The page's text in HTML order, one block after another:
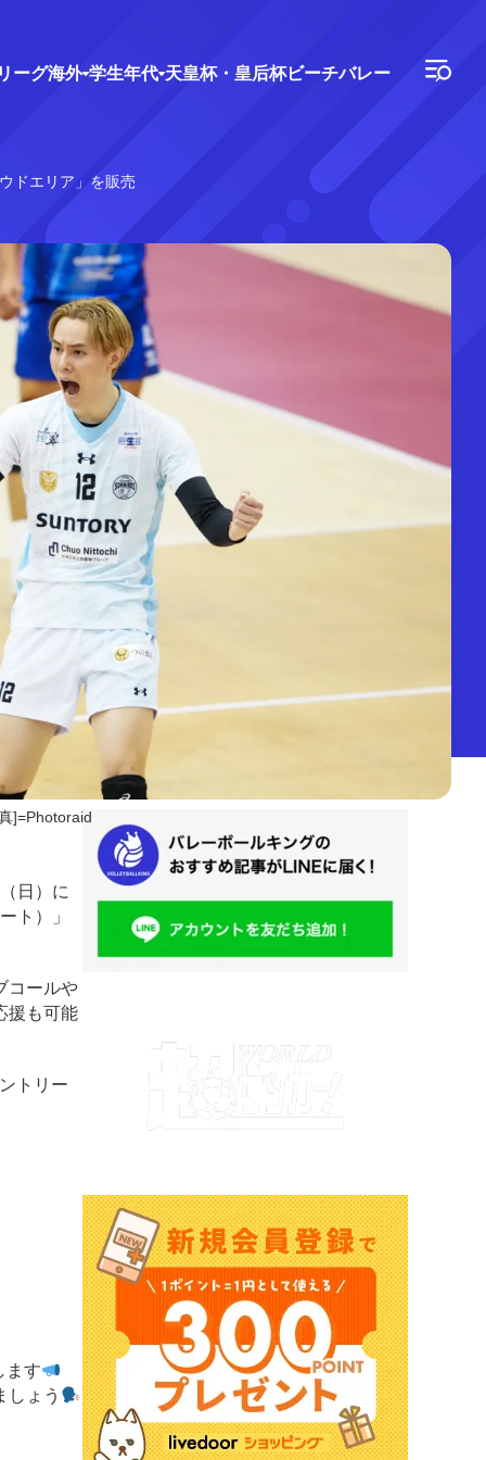
ーグ海外 学生年代 天皇杯・皇后杯ビーチバレー
ドエリア」を販売
]=Photoraid
日）に
ト）」
コールや
援も可能
トリー
ます
しょう